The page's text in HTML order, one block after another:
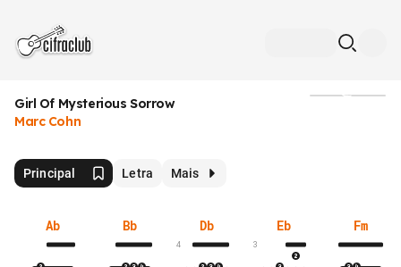
Girl Of Mysterious Sorrow
Marc Cohn
Principal Letra Mais
Ab Bb Db
4
Eb
3
Fm